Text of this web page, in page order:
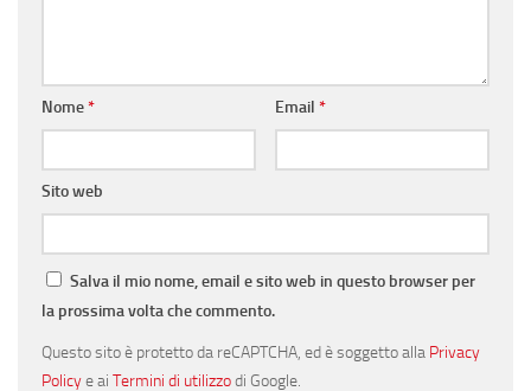
Nome* Email *
Sito web
Salva il mio nome, email e sito web in questo browser per
la prossima volta che commento.
Questo sito è protetto da reCAPTCHA, ed è soggetto alla Privacy
Policye ai Termini di utilizzodi Google.